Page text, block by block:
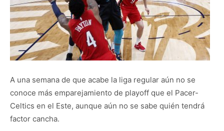
A una semana de que acabe la liga regular aún no se
conoce más emparejamiento de playoff que el Pacer-
Celtics en el Este, aunque aún no se sabe quién tendrá
factor cancha.